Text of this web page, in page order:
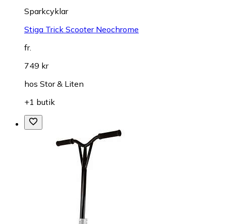
Sparkcyklar
Stiga Trick Scooter Neochrome
fr.
749 kr
hos Stor & Liten
+1 butik